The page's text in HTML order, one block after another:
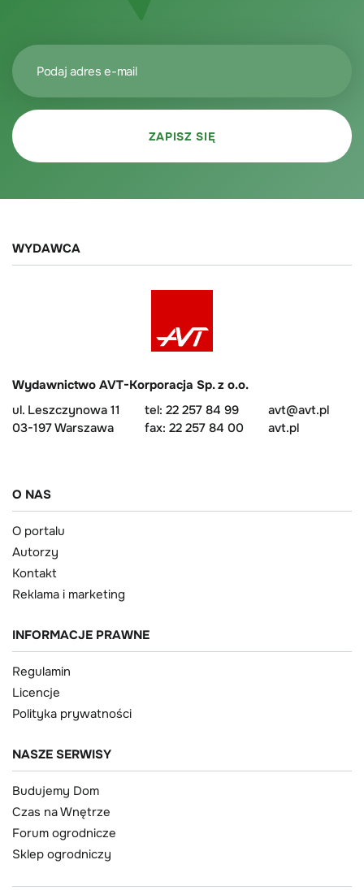
WYDAWCA
Wydawnictwo AVT-Korporacja Sp. z o.o.
ul. Leszczynowa 11
03-197 Warszawa
tel: 22 257 84 99
fax: 22 257 84 00
avt@avt.pl
avt.pl
O NAS
O portalu
Autorzy
Kontakt
Reklama i marketing
INFORMACJE PRAWNE
Regulamin
Licencje
Polityka prywatności
NASZE SERWISY
Budujemy Dom
Czas na Wnętrze
Forum ogrodnicze
Sklep ogrodniczy